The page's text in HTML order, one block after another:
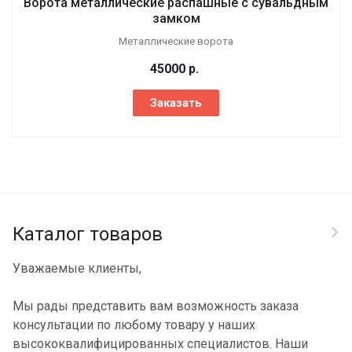
замком
Металлические ворота
45000 р.
Заказать
Каталог товаров
Уважаемые клиенты,
Мы рады представить вам возможность заказа
консультации по любому товару у наших
высококвалифицированных специалистов. Наши